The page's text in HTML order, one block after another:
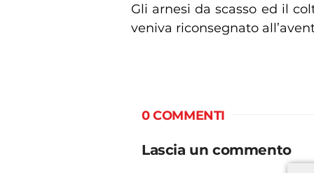
Gli arnesi da scasso ed il
veniva riconsegnato
0 COMMENTI
Lascia un commento